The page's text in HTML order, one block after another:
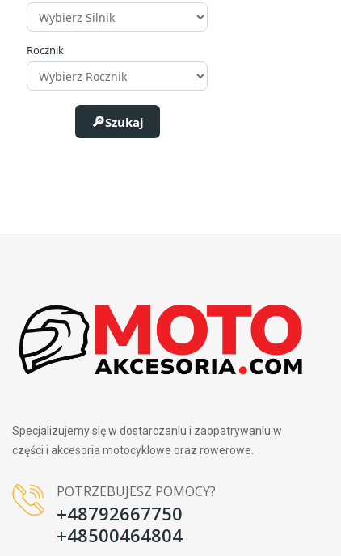
Rocznik
Szukaj
Specjalizujemy się w dostarczaniu i zaopatrywaniu w
części i akcesoria motocyklowe oraz rowerowe.
POTRZEBUJESZ POMOCY?
+48792667750
+48500464804